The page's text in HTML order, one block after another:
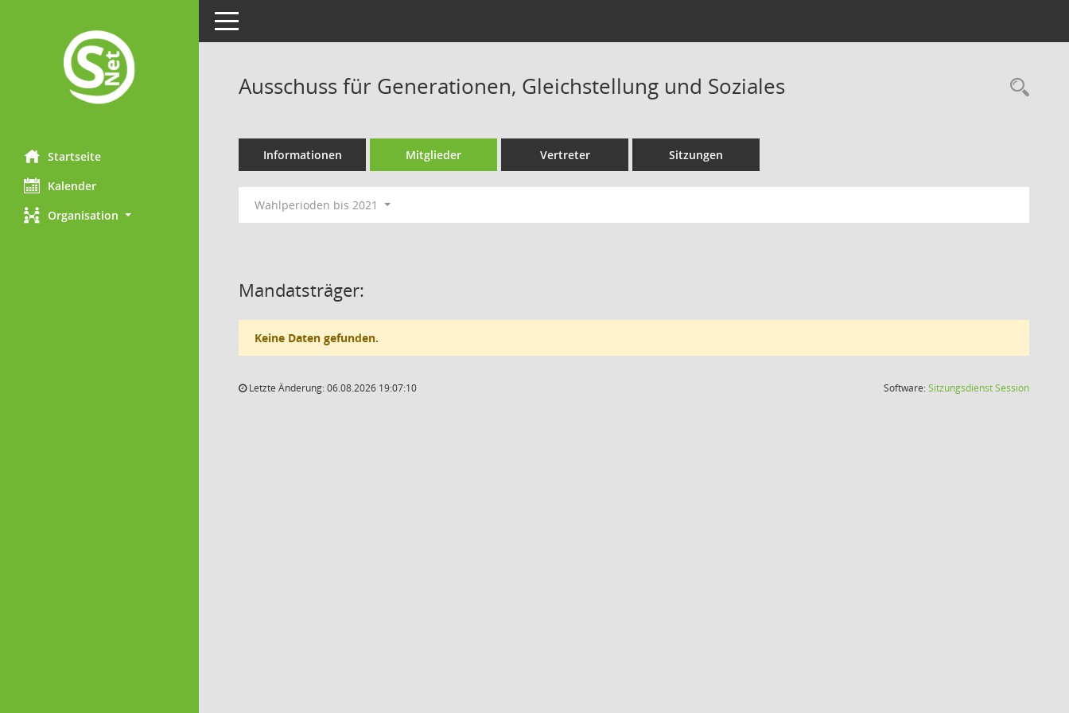
Startseite
Kalender
Organisation
Toggle navigation
Ausschuss für Generationen, Gleichstellung und Soziales
Informationen Mitglieder Vertreter Sitzungen
Wahlperioden bis 2021
Mandatsträger:
Keine Daten gefunden.
Letzte Änderung: 06.08.2026 19:07:10 Software:SitzungsdienstSession(Wird in